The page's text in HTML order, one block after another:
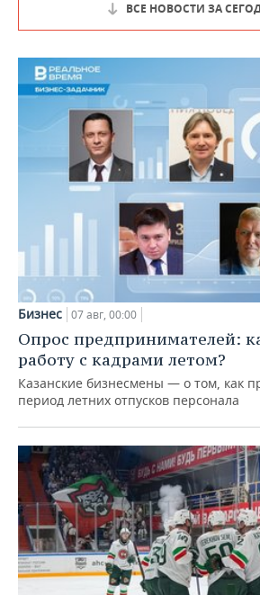
ВСЕ НОВОСТИ ЗА
Бизнес 07 авг, 00:00
Опрос предпринимателей:
работу с кадрами летом?
Казанские бизнесмены — о том, как
период летних отпусков персонала